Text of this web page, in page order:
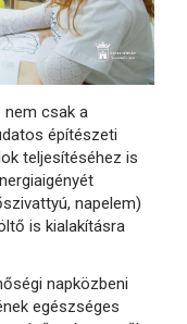
nem csak a
építészeti
teljesítéséhez is
napelem)
is kialakításra
napközbeni
egészséges